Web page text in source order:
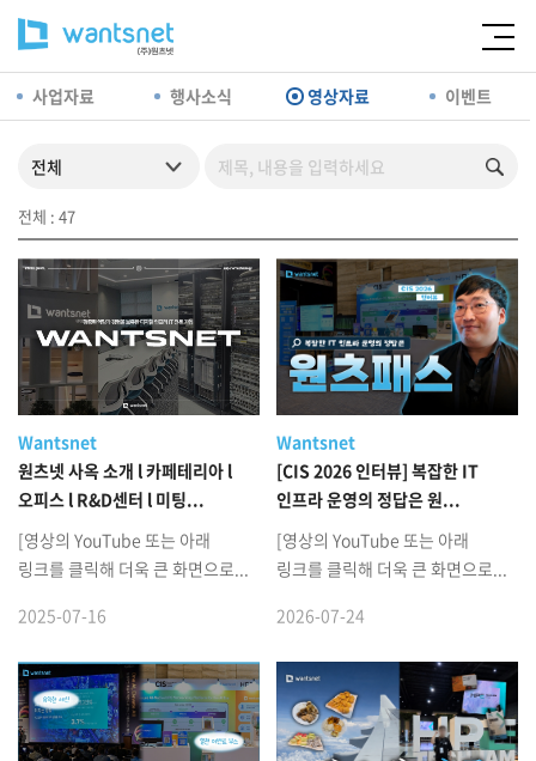
사업자료 행사소식 영상자료 이벤트
전체 : 47
Wantsnet
원츠넷 사옥 소개 l 카페테리아 l
오피스 l R&D센터 l 미팅...
[영상의 YouTube 또는 아래
링크를 클릭해 더욱 큰 화면으로...
2025-07-16
Wantsnet
[CIS 2026 인터뷰] 복잡한 IT
인프라 운영의 정답은 원...
[영상의 YouTube 또는 아래
링크를 클릭해 더욱 큰 화면으로...
2026-07-24